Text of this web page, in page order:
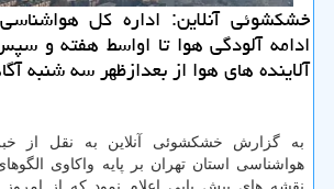
خشکشوئی آنلاین: اداره کل
ادامه آلودگی هوا تا اواسط هفته و
آلاینده های هوا از بعدازظهر سه شنبه
به گزارش خشکشوئی آنلاین به نقل از خبر
هواشناسی استان تهران بر پایه واکاوی